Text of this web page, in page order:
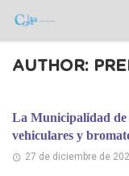
AUTHOR:
La Municipalidad de
vehiculares y
27 de diciembre de